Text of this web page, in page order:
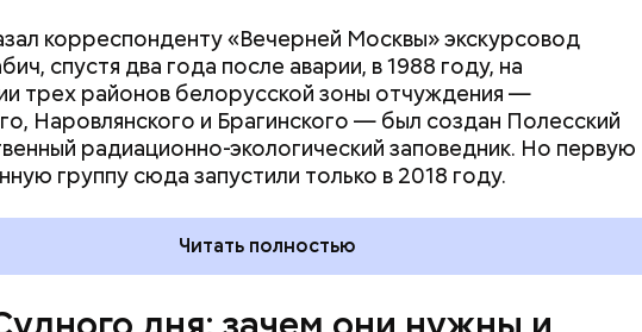
корреспонденту «Вечерней Москвы» экскурсовод
спустя два года после аварии, в 1988 году, на
трех районов белорусской зоны отчуждения —
Наровлянского и Брагинского — был создан Полесский
радиационно-экологический заповедник. Но первую
группу сюда запустили только в 2018 году.
Читать полностью
не столь разрушительны, как ядерные взрывы, но лишь
перспективе. Десятилетия антропогенных
атмосферы могут быть не менее катастрофичны, чем
Тогда, в 2007 году, один из спонсоров «Бюллетеня
Стивен Хокинг призвал общественность не сидеть
бочке сложа руки: